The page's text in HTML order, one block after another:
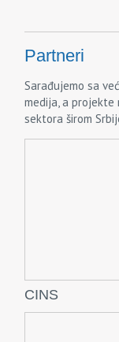
Partneri
Sarađujemo sa
medija, a projekte
sektora širom
CINS